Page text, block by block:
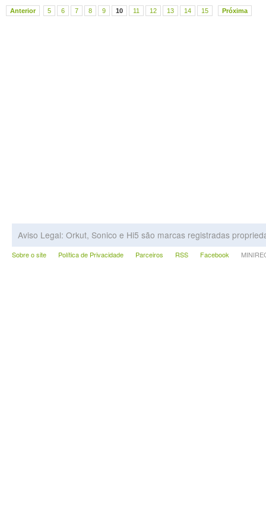
Anterior 5 6 7 8 9 10 11 12 13 14 15 Próxima
Aviso Legal: Orkut, Sonico e Hi5 são marcas registradas
Sobre o site Política de Privacidade Parceiros RSS Facebook